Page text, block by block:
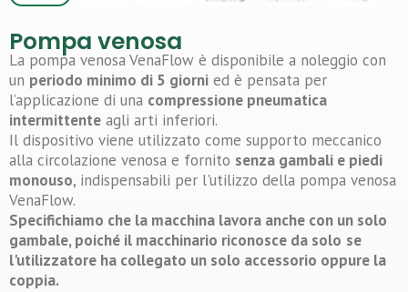
Pompa venosa
La pompa venosa VenaFlow è disponibile a noleggio con
un periodo minimo di 5 giorni ed è pensata per
l’applicazione di una compressione pneumatica
intermittente agli arti inferiori.
Il dispositivo viene utilizzato come supporto meccanico
alla circolazione venosa e fornito senza gambali e piedi
monouso, indispensabili per l'utilizzo della pompa venosa
VenaFlow.
Specifichiamo che la macchina lavora anche con un solo
gambale, poiché il macchinario riconosce da solo se
l'utilizzatore ha collegato un solo accessorio oppure la
coppia.